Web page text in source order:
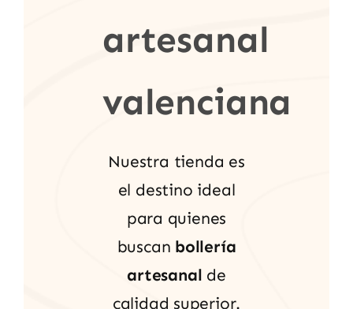
artesanal
valenciana
Nuestra tienda es
el destino ideal
para quienes
buscan bollería
artesanal de
calidad superior.